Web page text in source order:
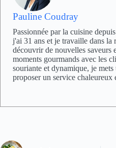
Pauline Coudray
Passionnée par la cuisine
j'ai 31 ans et je travaille dans la
découvrir de nouvelles saveurs
moments gourmands avec les
souriante et dynamique, je
proposer un service chaleureux